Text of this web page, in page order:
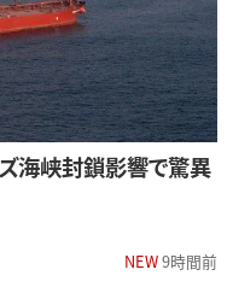
海峡封鎖影響で驚異
NEW9時間前